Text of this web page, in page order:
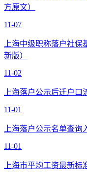
方原文）
11-07
上海中级职称落户社
新版）
11-02
上海落户公示后迁户口
11-01
上海落户公示名单查
11-01
上海市平均工资最新